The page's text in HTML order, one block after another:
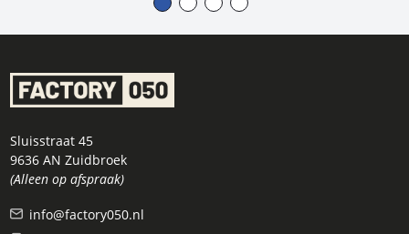
Sluisstraat 45
9636 AN Zuidbroek
(Alleen op afspraak)
info@factory050.nl